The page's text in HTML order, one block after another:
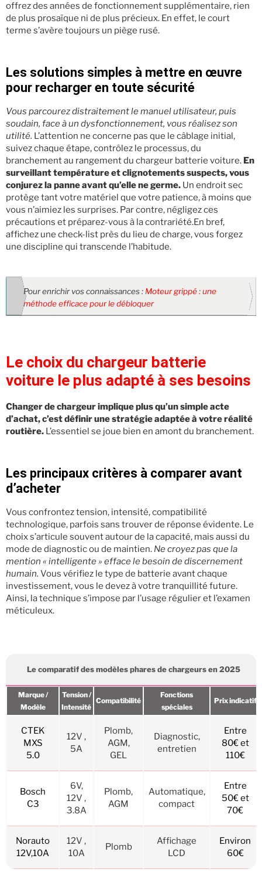
offrez des années de fonctionnement supplémentaire, rien
de plus prosaïque ni de plus précieux. En effet, le court
terme s’avère toujours un piège rusé.
Les solutions simples à mettre en œuvre
pour recharger en toute sécurité
Vous parcourez distraitement le manuel utilisateur, puis
soudain, face à un dysfonctionnement, vous réalisez son
utilité. L’attention ne concerne pas que le câblage initial,
suivez chaque étape, contrôlez le processus, du
branchement au rangement du chargeur batterie voiture. En
surveillant température et clignotements suspects, vous
conjurez la panne avant qu’elle ne germe. Un endroit sec
protège tant votre matériel que votre patience, à moins que
vous n’aimiez les surprises. Par contre, négligez ces
précautions et préparez-vous à la contrariété.En bref,
affichez une check-list près du lieu de charge, vous forgez
une discipline qui transcende l’habitude.
Pour enrichir vos connaissances : Moteur grippé : une
méthode efficace pour le débloquer
Le choix du chargeur batterie
voiture le plus adapté à ses besoins
Changer de chargeur implique plus qu’un simple acte
d’achat, c’est définir une stratégie adaptée à votre réalité
routière. L’essentiel se joue bien en amont du branchement.
Les principaux critères à comparer avant
d’acheter
Vous confrontez tension, intensité, compatibilité
technologique, parfois sans trouver de réponse évidente. Le
choix s’articule souvent autour de la capacité, mais aussi du
mode de diagnostic ou de maintien. Ne croyez pas que la
mention « intelligente » efface le besoin de discernement
humain. Vous vérifiez le type de batterie avant chaque
investissement, vous le devez à votre tranquillité future.
Ainsi, la technique s’impose par l’usage régulier et l’examen
méticuleux.
Le comparatif des modèles phares de chargeurs en 2025
Marque /
Modèle
Tension /
Intensité
Compatibilité
Fonctions
spéciales
Prix indicatif
CTEK
MXS
5.0
12V ,
5A
Plomb,
AGM,
GEL
Diagnostic,
entretien
Entre
80€ et
110€
Bosch
C3
6V,
12V ,
3.8A
Plomb,
AGM
Automatique,
compact
Entre
50€ et
70€
Norauto
12V,10A
12V ,
10A
Plomb
Affichage
LCD
Environ
60€